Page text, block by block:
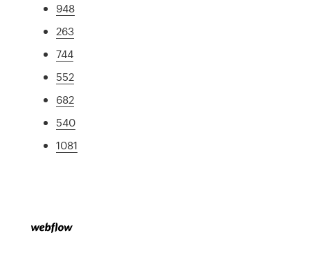
948
263
744
552
682
540
1081